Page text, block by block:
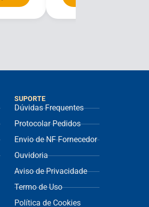
SUPORTE
Dúvidas Frequentes
Protocolar Pedidos
Envio de NF Fornecedor
Ouvidoria
Aviso de Privacidade
Termo de Uso
Política de Cookies